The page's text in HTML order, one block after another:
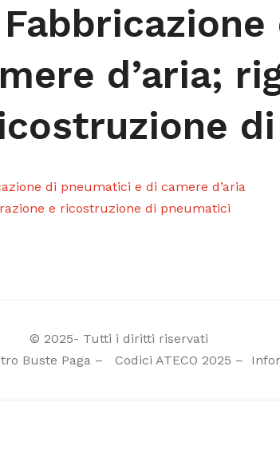
d’aria;
di pneumatici e di camere d’aria
e ricostruzione di pneumatici
© 2025- Tutti i diritti riservati
Buste Paga– Codici ATECO 2025 –